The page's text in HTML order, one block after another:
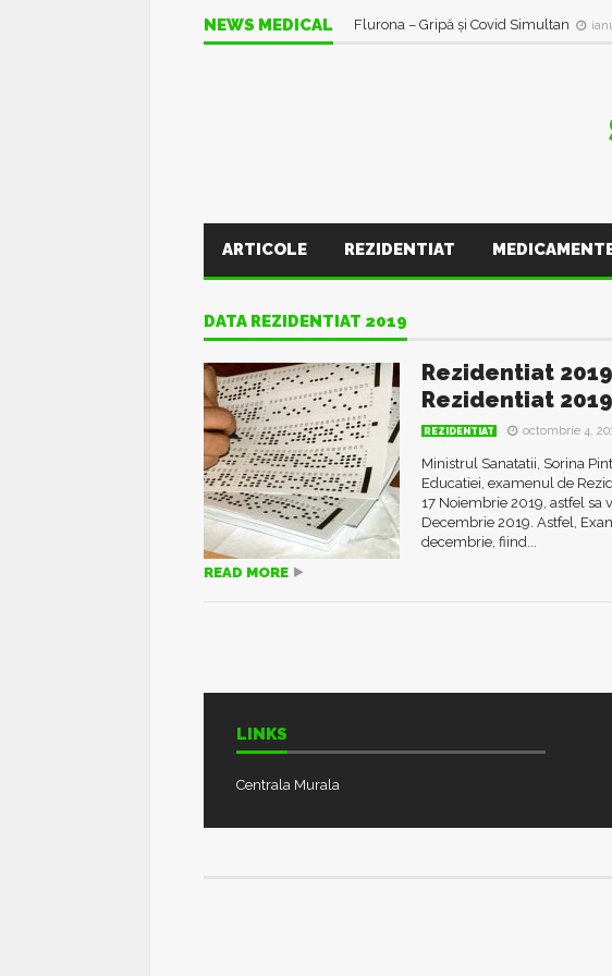
NEWS MEDICAL Flurona – Gripă şi Covid Simultan
ARTICOLE REZIDENTIAT
DATA REZIDENTIAT 2019
Rezidentiat
Rezidentiat
REZIDENTIAT octombrie 4,
Ministrul Sanatatii, Sorina
Educatiei, examenul de
17 Noiembrie 2019, astfel sa
Decembrie 2019. Astfel,
decembrie, fiind...
READ MORE
LINKS
Centrala Murala